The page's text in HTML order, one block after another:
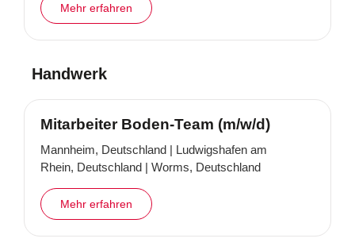
Mehr erfahren
Handwerk
Mitarbeiter Boden-Team (m/w/d)
Mannheim, Deutschland | Ludwigshafen am
Rhein, Deutschland | Worms, Deutschland
Mehr erfahren